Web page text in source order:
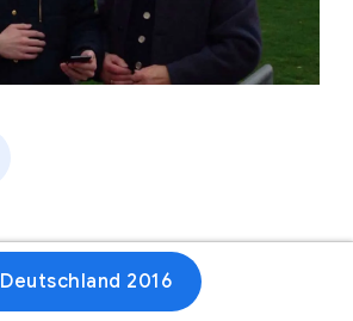
Deutschland 2016